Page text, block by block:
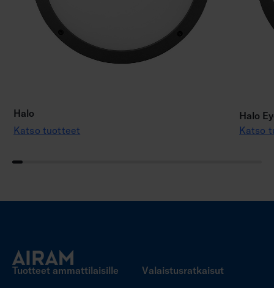
Halo
Katso tuotteet
Halo
Katso
Tuotteet ammattilaisille Valaistusratkaisut